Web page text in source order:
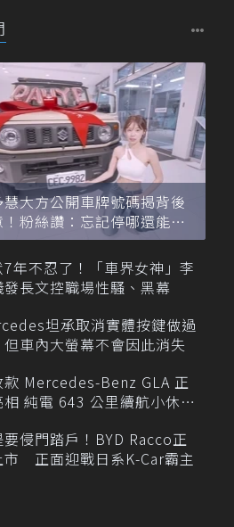
慧大方公開車牌號碼揭背後
！粉絲讚：忘記停哪還能幫
車
7年不忍了！「車界女神」李
發長文控職場性騷、黑幕
坦承取消實體按鍵做過
車內大螢幕不會因此消失
款 Mercedes-Benz GLA 正
相 純電 643 公里續航小休
要侵門踏戶！BYD Racco正
市 正面迎戰日系K-Car霸主